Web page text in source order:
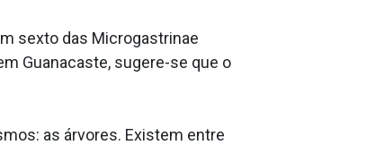
sexto das Microgastrinae
Guanacaste, sugere-se que o
as árvores. Existem entre